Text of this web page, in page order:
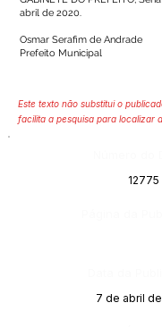
abril de 2020.
Osmar Serafim de Andrade
Prefeito Municipal
Este texto não substitui o
facilita a pesquisa para localizar
12775
7 de abril